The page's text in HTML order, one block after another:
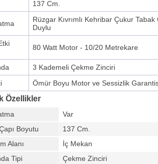
137 Cm.
Rüzgar Kıvrımlı Kehribar Çukur
Duylu
80 Watt Motor - 10/20 Metrekare
3 Kademeli Çekme Zinciri
Ömür Boyu Motor ve Sessizlik
Özellikler
Var
Boyutu
137 Cm.
Alanı
İç Mekan
Tipi
Çekme Zinciri